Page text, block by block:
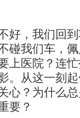
，我们回到
碰我们车，
上医院？连
。从这一刻
心？为什么
要？